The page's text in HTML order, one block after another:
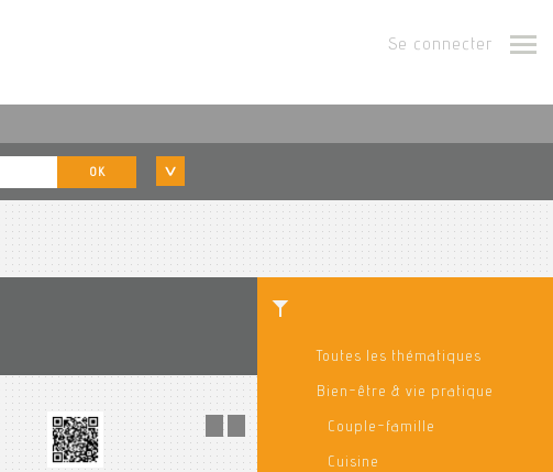
Se connecter
OK
Toutes les thématiques
Bien-être & vie pratique
Couple-famille
Cuisine